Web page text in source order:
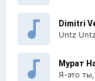
Untz
Мурат
Я-это